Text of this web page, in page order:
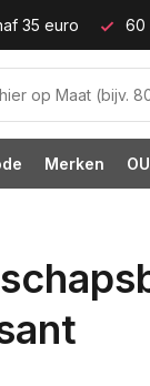
Grote
Merken